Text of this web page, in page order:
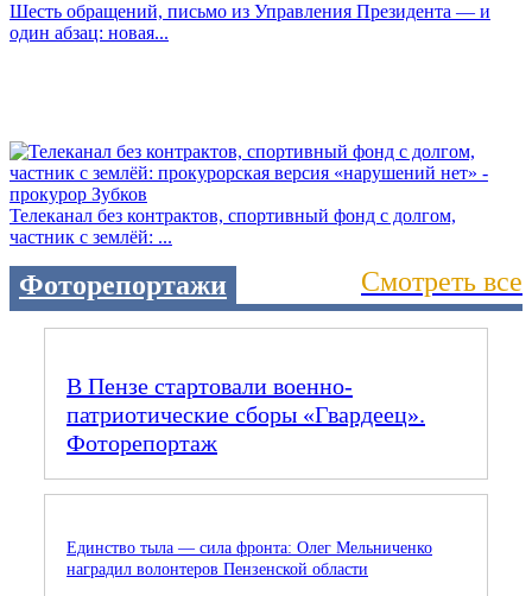
Шесть обращений, письмо из Управления Президента — и
один абзац: новая...
Телеканал без контрактов, спортивный фонд с долгом,
частник с землёй: ...
Фоторепортажи Смотреть все
В Пензе стартовали военно-
патриотические сборы «Гвардеец».
Фоторепортаж
Единство тыла — сила фронта: Олег Мельниченко
наградил волонтеров Пензенской области